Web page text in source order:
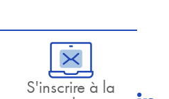
S'inscrire à la